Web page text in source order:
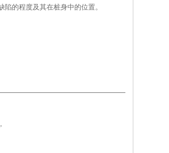
的程度及其在桩身中的位置。